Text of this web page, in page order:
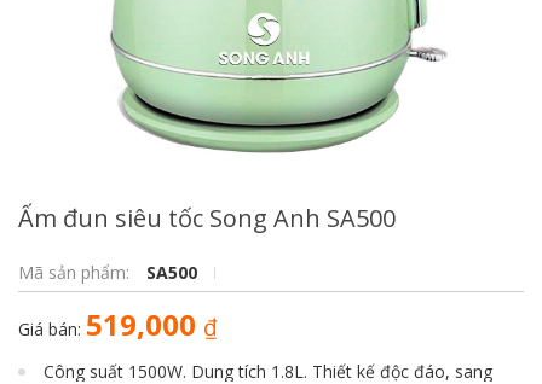
Ấm đun siêu tốc Song Anh SA500
Mã sản phẩm: SA500
Giá bán: 519,000 ₫
Công suất 1500W. Dung tích 1.8L. Thiết kế độc đáo, sang